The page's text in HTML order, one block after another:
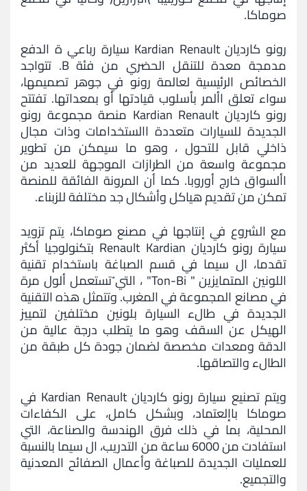
صوماكا.
رونو كارديان Kardian Renault سيارة رباعي ة الدفع
مدمجة معدة للتنقل الحضري من فئة B. تتواجد
الخصائص الرئيسية لعالمة رونو في جوهر تصميمها،
سواء تعلق األمر بأسلوب قيادتها أو بمعداتها. تفتتح
رونو كارديان Kardian Renault منصة مجموعة رونو
الجديدة للسيارات متعددة االستخدامات وذات مجال
ذاخلي قابل للتحول ، وهو ما سيمكن من تطوير
مجموعة واسعة من الطرازات الموجهة للعديد من
األسواق خارج أوروبا. كما أن المرونة الفائقة للمنصة
تمكن من تقديم هياكل وأشكال جد مختلفة للزبناء.
مع الشروع في إنتاجها في مصنع صوماكا، يتم تزويد
سيارة رونو كارديان Renault Kardian بتكنولوجيا أكثر
تقدما، ال سيما في قسم الصباغة باستخدام تقنية
اللونين المتمايزين " Ton-Bi" ، التي ُتستعمل ألول مرة
في مصانع المجموعة في المغرب. وتتمثل هذه التقنية
الجديدة في طالء السيارة بلونين مختلفين لتمييز
الهيكل عن السقف وهو ما يتطلب درجة عالية من
الدقة ومعدات مخصصة لضمان جودة كل طبقة من
الطالء والتصاقها.
ويتم تصنيع سيارة رونو كارديان Kardian Renault في
صوماكا باإلعتماد، وبشكل كامل، على الكفاءات
المحلية، بما في ذلك فرق الهندسة والصناعة، التي
استفادت من 6000 ساعة من التدريب، ال سيما بالنسبة
للعمليات الجديدة للصباغة وأعمال الصفائح المعدنية
والتجميع.